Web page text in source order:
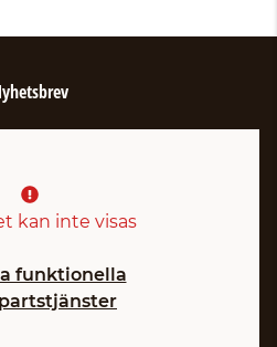
kan inte visas
funktionella